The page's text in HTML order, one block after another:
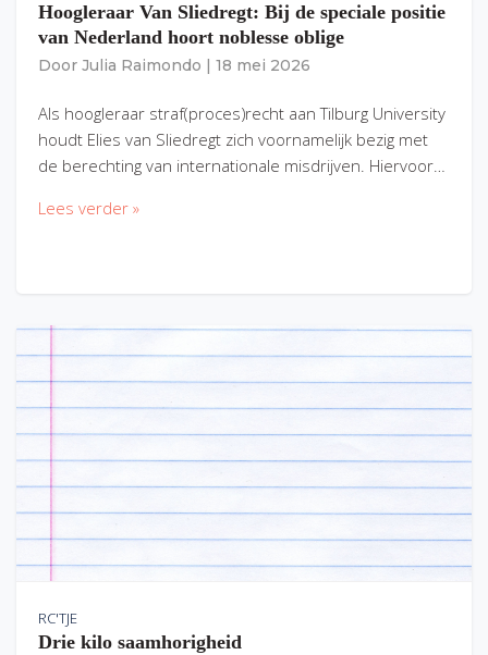
Hoogleraar Van Sliedregt: Bij de speciale positie
van Nederland hoort noblesse oblige
Door Julia Raimondo 18 mei 2026
Als hoogleraar straf(proces)recht aan Tilburg University
houdt Elies van Sliedregt zich voornamelijk bezig met
de berechting van internationale misdrijven. Hiervoor…
Lees verder »
RC'TJE
Drie kilo saamhorigheid